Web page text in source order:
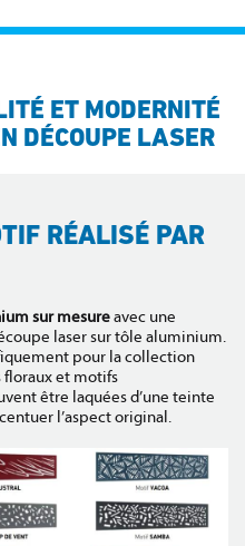
ET MODERNITÉ
DÉCOUPE LASER
RÉALISÉ PAR
sur mesureavec une
laser sur tôle aluminium.
pour la collection
floraux et motifs
être laquées d’une teinte
l’aspect original.